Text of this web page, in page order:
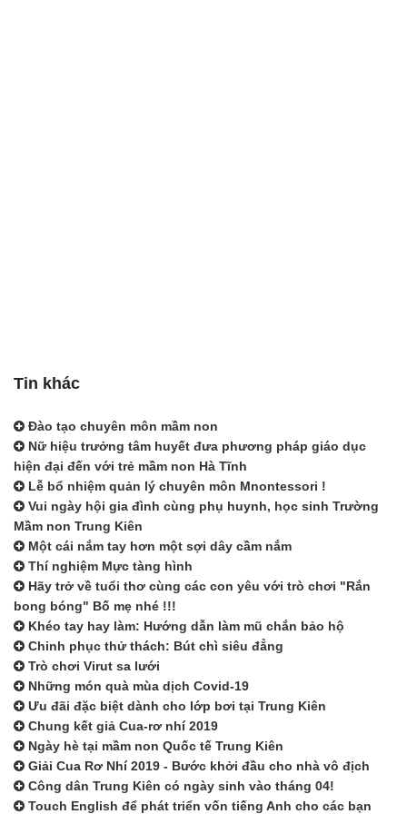
Tin khác
Đào tạo chuyên môn mầm non
Nữ hiệu trưởng tâm huyết đưa phương pháp giáo dục
hiện đại đến với trẻ mầm non Hà Tĩnh
Lễ bổ nhiệm quản lý chuyên môn Mnontessori !
Vui ngày hội gia đình cùng phụ huynh, học sinh Trường
Mầm non Trung Kiên
Một cái nắm tay hơn một sợi dây cầm nắm
Thí nghiệm Mực tàng hình
Hãy trở về tuổi thơ cùng các con yêu với trò chơi "Rắn
bong bóng" Bố mẹ nhé !!!
Khéo tay hay làm: Hướng dẫn làm mũ chắn bảo hộ
Chinh phục thử thách: Bút chì siêu đẳng
Trò chơi Virut sa lưới
Những món quà mùa dịch Covid-19
Ưu đãi đặc biệt dành cho lớp bơi tại Trung Kiên
Chung kết giả Cua-rơ nhí 2019
Ngày hè tại mầm non Quốc tế Trung Kiên
Giải Cua Rơ Nhí 2019 - Bước khởi đầu cho nhà vô địch
Công dân Trung Kiên có ngày sinh vào tháng 04!
Touch English để phát triển vốn tiếng Anh cho các bạn